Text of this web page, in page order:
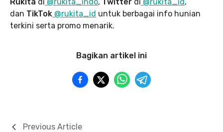
dan TikTok @rukita_id untuk berbagai info hunian
terkini serta promo menarik.
Bagikan artikel ini
Previous Article